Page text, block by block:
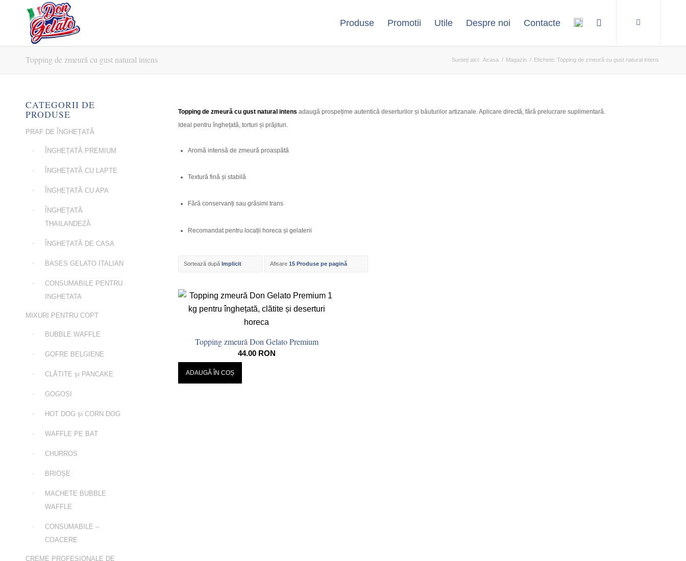
Produse Promotii Utile Despre noi Contacte
Topping de zmeură cu gust natural intens Sunteți aici: Acasa / Magazin / Etichete: Topping de zmeură cu gust natural intens
Topping de zmeură cu gust natural intens adaugă prospețime autentică deserturilor și băuturilor artizanale. Aplicare directă, fără prelucrare suplimentară.
Ideal pentru înghețată, torturi și prăjituri.
Aromă intensă de zmeură proaspătă
Textură fină și stabilă
Fără conservanți sau grăsimi trans
Recomandat pentru locații horeca și gelaterii
Sortează după Implicit Afisare 15 Produse pe pagină
Topping zmeură Don Gelato Premium
44.00 RON
ADAUGĂ ÎN COȘ
CATEGORII DE
PRODUSE
PRAF DE ÎNGHEȚATĂ
ÎNGHEȚATĂ PREMIUM
ÎNGHEȚATĂ CU LAPTE
ÎNGHEȚATĂ CU APA
ÎNGHEȚATĂ
THAILANDEZĂ
ÎNGHEȚATĂ DE CASA
BASES GELATO ITALIAN
CONSUMABILE PENTRU
INGHETATA
MIXURI PENTRU COPT
BUBBLE WAFFLE
GOFRE BELGIENE
CLĂTITE și PANCAKE
GOGOȘI
HOT DOG și CORN DOG
WAFFLE PE BAT
CHURROS
BRIOȘE
MACHETE BUBBLE
WAFFLE
CONSUMABILE –
COACERE
CREME PROFESIONALE DE